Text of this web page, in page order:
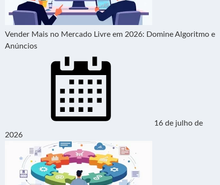
Vender Mais no Mercado Livre em 2026: Domine Algoritmo e
Anúncios
16 de julho de
2026